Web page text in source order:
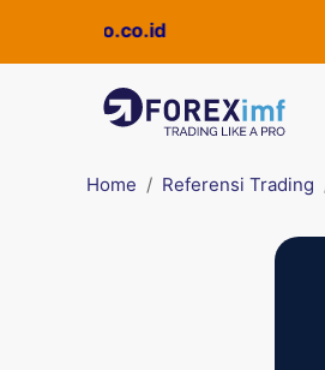
Home Referensi Trading